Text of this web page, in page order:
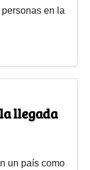
en la
llegada
un país como